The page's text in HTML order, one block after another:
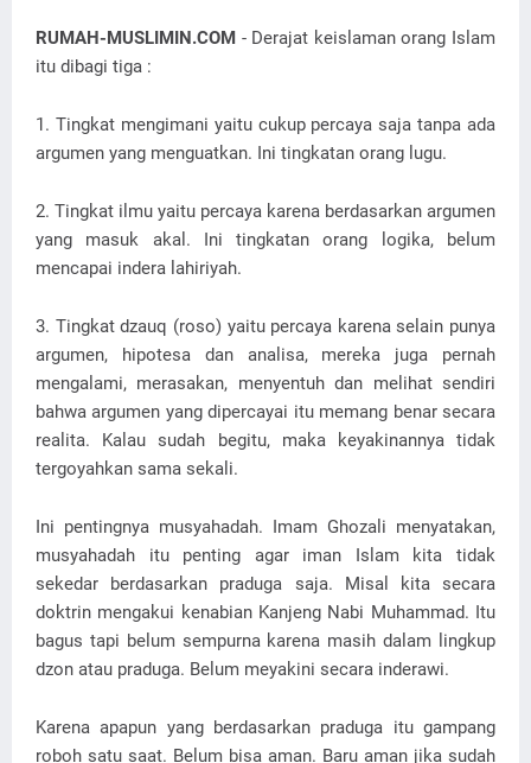
RUMAH-MUSLIMIN.COM - Derajat keislaman orang Islam
itu dibagi tiga :
1. Tingkat mengimani yaitu cukup percaya saja tanpa ada
argumen yang menguatkan. Ini tingkatan orang lugu.
2. Tingkat ilmu yaitu percaya karena berdasarkan argumen
yang masuk akal. Ini tingkatan orang logika, belum
mencapai indera lahiriyah.
3. Tingkat dzauq (roso) yaitu percaya karena selain punya
argumen, hipotesa dan analisa, mereka juga pernah
mengalami, merasakan, menyentuh dan melihat sendiri
bahwa argumen yang dipercayai itu memang benar secara
realita. Kalau sudah begitu, maka keyakinannya tidak
tergoyahkan sama sekali.
Ini pentingnya musyahadah. Imam Ghozali menyatakan,
musyahadah itu penting agar iman Islam kita tidak
sekedar berdasarkan praduga saja. Misal kita secara
doktrin mengakui kenabian Kanjeng Nabi Muhammad. Itu
bagus tapi belum sempurna karena masih dalam lingkup
dzon atau praduga. Belum meyakini secara inderawi.
Karena apapun yang berdasarkan praduga itu gampang
roboh satu saat. Belum bisa aman. Baru aman jika sudah